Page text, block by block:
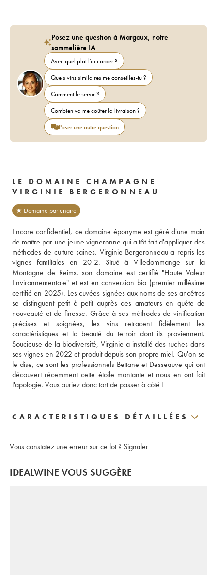
Posez une question à Margaux, notre
sommelière IA
Avec quel plat l'accorder ?
Quels vins similaires me conseilles-tu ?
Comment le servir ?
Combien va me coûter la livraison ?
Poser une autre question
LE DOMAINE CHAMPAGNE
VIRGINIE BERGERONNEAU
★ Domaine partenaire
Encore confidentiel, ce domaine éponyme est géré d'une main
de maître par une jeune vigneronne qui a tôt fait d'appliquer des
méthodes de culture saines. Virginie Bergeronneau a repris les
vignes familiales en 2012. Situé à Villedommange sur la
Montagne de Reims, son domaine est certifié "Haute Valeur
Environnementale" et est en conversion bio (premier millésime
certifié en 2025). Les cuvées signées aux noms de ses ancêtres
se distinguent petit à petit auprès des amateurs en quête de
nouveauté et de finesse. Grâce à ses méthodes de vinification
précises et soignées, les vins retracent fidèlement les
caractéristiques et la beauté du terroir dont ils proviennent.
Soucieuse de la biodiversité, Virginie a installé des ruches dans
ses vignes en 2022 et produit depuis son propre miel. Qu'on se
le dise, ce sont les professionnels Bettane et Desseauve qui ont
découvert récemment cette étoile montante et nous en ont fait
l'apologie. Vous auriez donc tort de passer à côté !
CARACTERISTIQUES DÉTAILLÉES
Vous constatez une erreur sur ce lot ? Signaler
IDEALWINE VOUS SUGGÈRE